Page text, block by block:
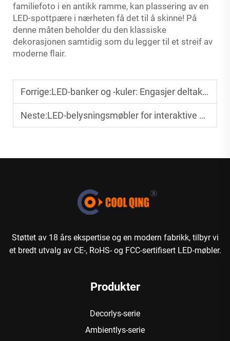
familiefoto i en antikk ramme, kan plassering av en
LED-spottpære i nærheten få det til å skinne! På
denne måten beholder du den klassiske
dekorasjonen samtidig som du legger til et streif av
moderne flair.
Forrige:LED-banker og -kuler: Engasjer deltakere på arrangementer
Neste:LED-belysningsmøbler for interaktive opplevelser
Støttet av 18 års ekspertise og en modern fabrikk, tilbyr vi
et bredt utvalg av CE-, RoHS- og FCC-sertifisert LED-møbler.
Produkter
Decorlys-serie
Ambientlys-serie